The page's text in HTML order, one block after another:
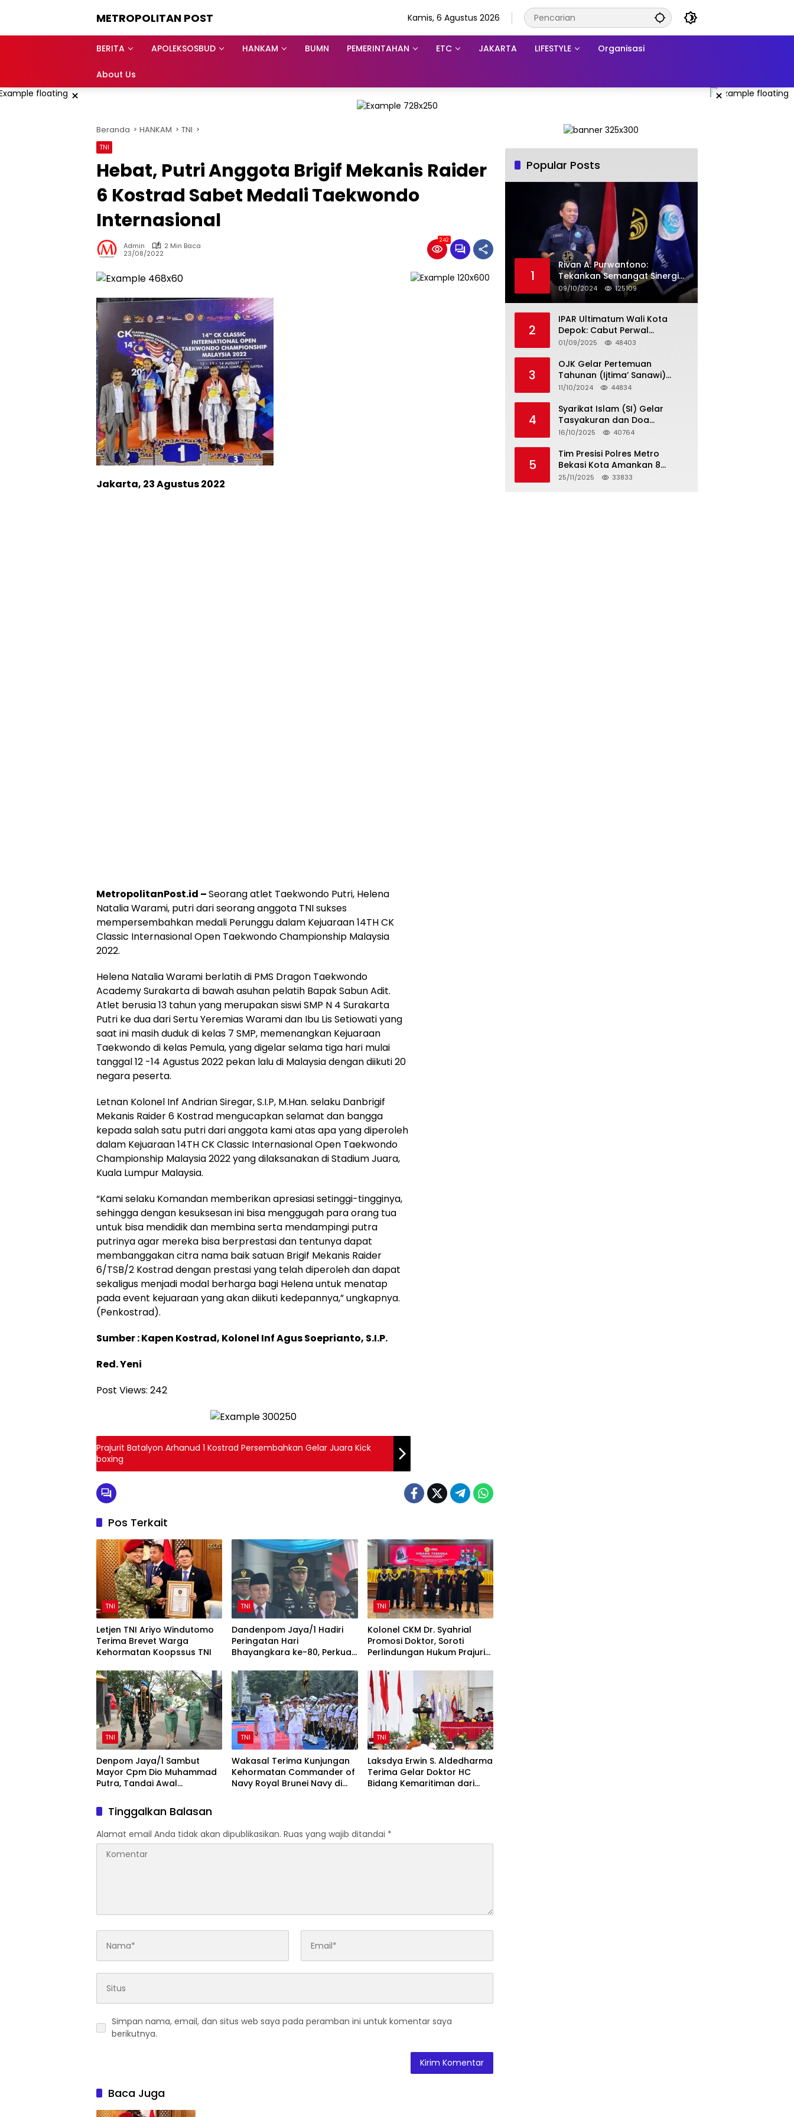
METROPOLITAN POST Kamis, 6 Agustus 2026
BERITA APOLEKSOSBUD HANKAM BUMN PEMERINTAHAN ETC JAKARTA LIFESTYLE Organisasi
About Us
× ×
Beranda HANKAM TNI
TNI
Hebat, Putri Anggota Brigif Mekanis Raider
6 Kostrad Sabet Medali Taekwondo
Internasional
Admin
2 Min Baca
23/08/2022
242
Jakarta, 23 Agustus 2022
MetropolitanPost.id –Seorang atlet Taekwondo Putri, Helena
Natalia Warami, putri dari seorang anggota TNI sukses
mempersembahkan medali Perunggu dalam Kejuaraan 14TH CK
Classic Internasional Open Taekwondo Championship Malaysia
2022.
Helena Natalia Warami berlatih di PMS Dragon Taekwondo
Academy Surakarta di bawah asuhan pelatih Bapak Sabun Adit.
Atlet berusia 13 tahun yang merupakan siswi SMP N 4 Surakarta
Putri ke dua dari Sertu Yeremias Warami dan Ibu Lis Setiowati yang
saat ini masih duduk di kelas 7 SMP, memenangkan Kejuaraan
Taekwondo di kelas Pemula, yang digelar selama tiga hari mulai
tanggal 12 -14 Agustus 2022 pekan lalu di Malaysia dengan diikuti 20
negara peserta.
Letnan Kolonel Inf Andrian Siregar, S.I.P, M.Han. selaku Danbrigif
Mekanis Raider 6 Kostrad mengucapkan selamat dan bangga
kepada salah satu putri dari anggota kami atas apa yang diperoleh
dalam Kejuaraan 14TH CK Classic Internasional Open Taekwondo
Championship Malaysia 2022 yang dilaksanakan di Stadium Juara,
Kuala Lumpur Malaysia.
“Kami selaku Komandan memberikan apresiasi setinggi-tingginya,
sehingga dengan kesuksesan ini bisa menggugah para orang tua
untuk bisa mendidik dan membina serta mendampingi putra
putrinya agar mereka bisa berprestasi dan tentunya dapat
membanggakan citra nama baik satuan Brigif Mekanis Raider
6/TSB/2 Kostrad dengan prestasi yang telah diperoleh dan dapat
sekaligus menjadi modal berharga bagi Helena untuk menatap
pada event kejuaraan yang akan diikuti kedepannya,” ungkapnya.
(Penkostrad).
Sumber : Kapen Kostrad, Kolonel Inf Agus Soeprianto, S.I.P.
Red. Yeni
Post Views: 242
Prajurit Batalyon Arhanud 1 Kostrad Persembahkan Gelar Juara Kick
boxing
Pos Terkait
TNI
Letjen TNI Ariyo Windutomo
Terima Brevet Warga
Kehormatan Koopssus TNI
TNI
Dandenpom Jaya/1 Hadiri
Peringatan Hari
Bhayangkara ke-80, Perkuat
TNI
Kolonel CKM Dr. Syahrial
Promosi Doktor, Soroti
Perlindungan Hukum Prajurit
TNI
Denpom Jaya/1 Sambut
Mayor Cpm Dio Muhammad
Putra, Tandai Awal
TNI
Wakasal Terima Kunjungan
Kehormatan Commander of
Navy Royal Brunei Navy di
TNI
Laksdya Erwin S. Aldedharma
Terima Gelar Doktor HC
Bidang Kemaritiman dari
Tinggalkan Balasan
Alamat email Anda tidak akan dipublikasikan. Ruas yang wajib ditandai *
Simpan nama, email, dan situs web saya pada peramban ini untuk komentar saya
berikutnya.
Baca Juga
Popular Posts
1
Rivan A. Purwantono:
Tekankan Semangat Sinergi
dan Kolaborasi dalam
Rakernas Serikat Pekerja Jasa
09/10/2024 125109
2
IPAR Ultimatum Wali Kota
Depok: Cabut Perwal
Tunjangan DPRD Rp40 Juta
Aksi Rakyat
01/09/2025 48403
3
OJK Gelar Pertemuan
Tahunan (Ijtima’ Sanawi)
Dewan Pengawas Syariah
11/10/2024 44834
4
Syarikat Islam (SI) Gelar
Tasyakuran dan Doa
Bersama Organisasi
16/10/2025 40764
5
Tim Presisi Polres Metro
Bekasi Kota Amankan 8
Remaja Diduga Hendak
25/11/2025 33833